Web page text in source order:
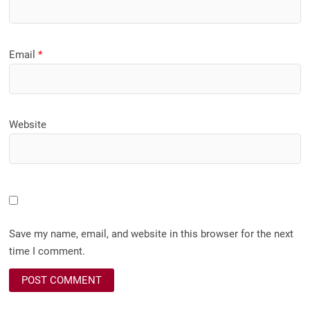
Email*
Website
Save my name, email, and website in this browser for the next
time I comment.